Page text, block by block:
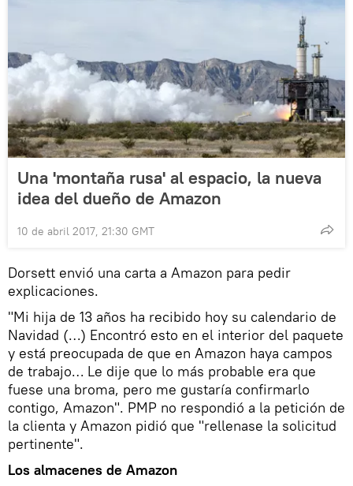
Una 'montaña rusa' al espacio, la nueva
idea del dueño de Amazon
10 de abril 2017, 21:30 GMT
Dorsett envió una carta a Amazon para pedir
explicaciones.
"Mi hija de 13 años ha recibido hoy su calendario de
Navidad (…) Encontró esto en el interior del paquete
y está preocupada de que en Amazon haya campos
de trabajo… Le dije que lo más probable era que
fuese una broma, pero me gustaría confirmarlo
contigo, Amazon". PMP no respondió a la petición de
la clienta y Amazon pidió que "rellenase la solicitud
pertinente".
Los almacenes de Amazon